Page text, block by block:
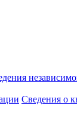
Сведения о